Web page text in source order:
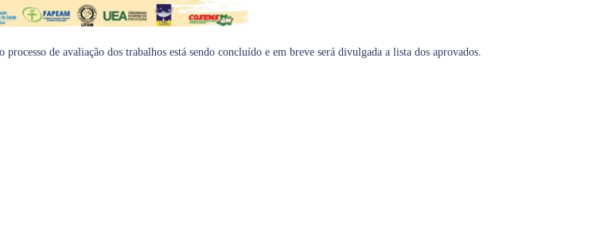
de avaliação dos trabalhos está sendo concluído e em breve será divulgada a lista dos aprovados.